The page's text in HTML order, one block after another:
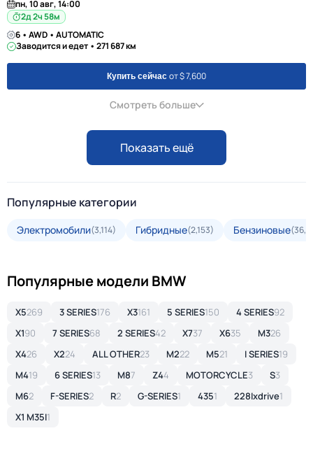
пн, 10 авг, 14:00
2д 2ч 58м
6 • AWD • AUTOMATIC
Заводится и едет • 271 687 км
Купить сейчас от $ 7,600
Смотреть больше
Показать ещё
Популярные категории
Электромобили(3,114) Гибридные(2,153) Бензиновые
Популярные модели BMW
X5269 3 SERIES176 X3161 5 SERIES150 4 SERIES92
X190 7 SERIES68 2 SERIES42 X737 X635 M326
X426 X224 ALL OTHER23 M222 M521 I SERIES19
M419 6 SERIES13 M87 Z44 MOTORCYCLE3 S3
M62 F-SERIES2 R2 G-SERIES1 4351 228Ixdrive1
X1 M35I1